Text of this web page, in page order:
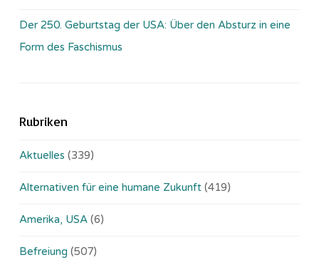
Der 250. Geburtstag der USA: Über den Absturz in eine
Form des Faschismus
Rubriken
Aktuelles (339)
Alternativen für eine humane Zukunft (419)
Amerika, USA (6)
Befreiung (507)